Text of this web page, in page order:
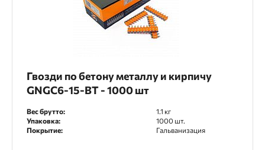
Гвозди по бетону металлу и кирпичу
GNGC6-15-BT - 1000 шт
Вес брутто:
1.1 кг
Упаковка:
1000 шт.
Покрытие:
Гальванизация